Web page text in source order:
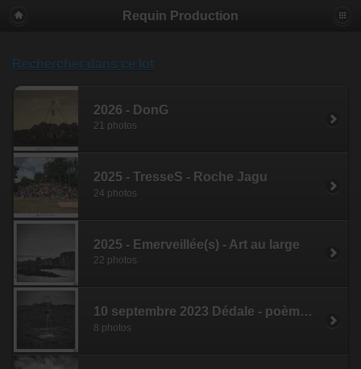
Requin Production
Rechercher dans ce lot
2026 - DonG
21 photos
2025 - TresseS - Roche Jagu
24 photos
2025 - Emerveillée(s) - Art au large
22 photos
10 septembre 2023 Dédale - poème vertigineux, spectacle sur l'estran /port de Lokemo
8 photos